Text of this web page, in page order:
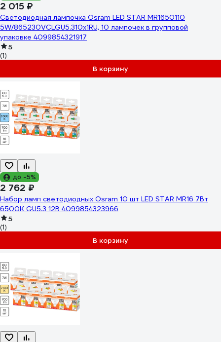
2 015 ₽
Светодиодная лампочка Osram LED STAR MR1650110
5W/865230VCLGU5.310x1RU, 10 лампочек в групповой
упаковке 4099854321917
5
(1)
В корзину
до -5%
2 762 ₽
Набор ламп светодиодных Osram 10 шт LED STAR MR16 7Вт
6500К GU5.3 12В 4099854323966
5
(1)
В корзину